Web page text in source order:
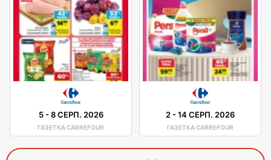
5-8 СЕРП. 2026
ГАЗЕТКА CARREFOUR
2-14 СЕРП. 2026
ГАЗЕТКА CARREFOUR